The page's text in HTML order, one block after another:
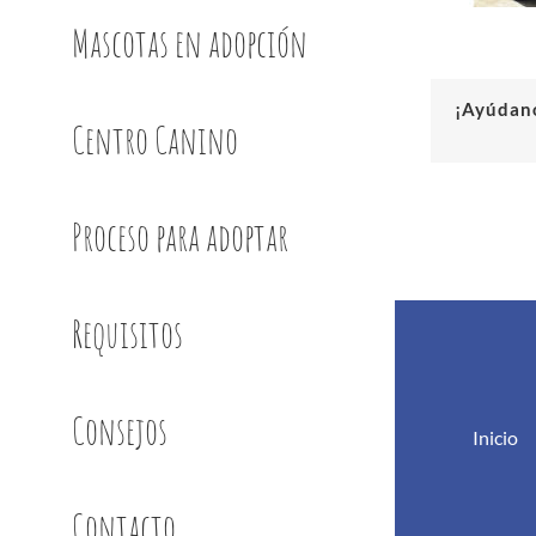
Mascotas en adopción
Centro Canino
Proceso para adoptar
Requisitos
Consejos
Inicio